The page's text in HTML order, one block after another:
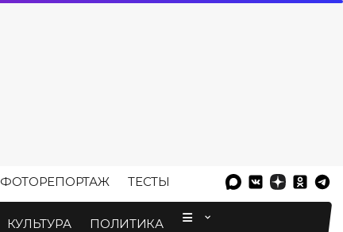
ФОТОРЕПОРТАЖ ТЕСТЫ
КУЛЬТУРА ПОЛИТИКА